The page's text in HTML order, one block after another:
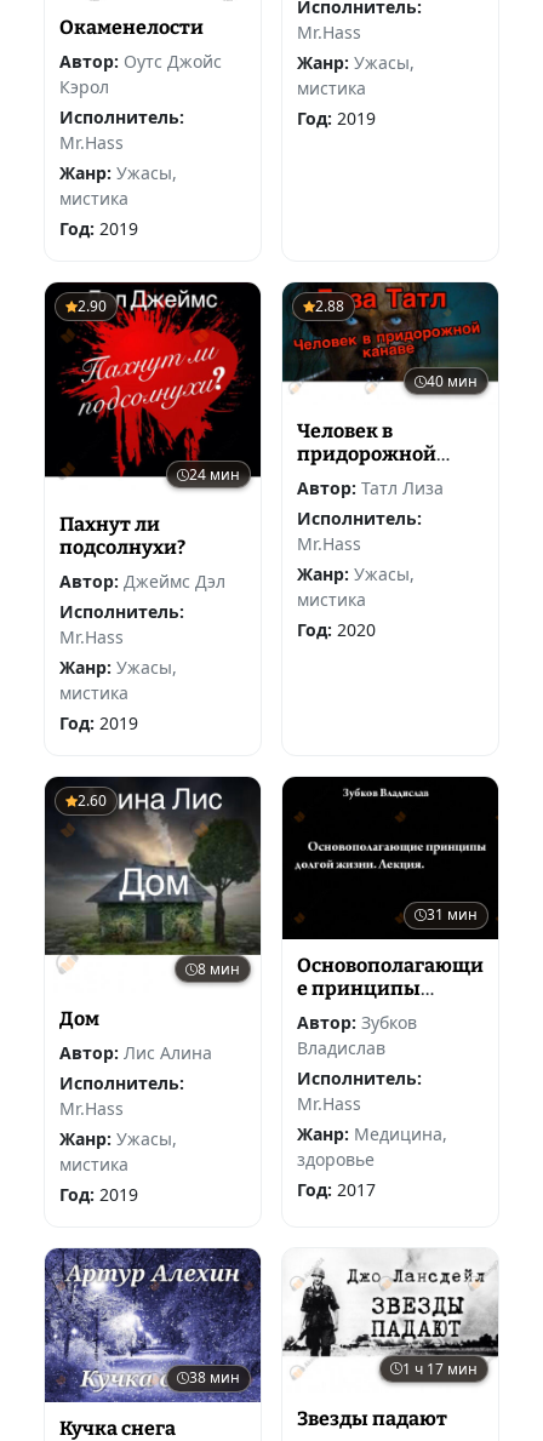
Окаменелости
Автор: Оутс Джойс
Кэрол
Исполнитель:
Mr.Hass
Жанр: Ужасы,
мистика
Год: 2019
Исполнитель:
Mr.Hass
Жанр: Ужасы,
мистика
Год: 2019
2.90
24 мин
Пахнут ли
подсолнухи?
Автор: Джеймс Дэл
Исполнитель:
Mr.Hass
Жанр: Ужасы,
мистика
Год: 2019
2.88
40 мин
Человек в
придорожной
канаве
Автор: Татл Лиза
Исполнитель:
Mr.Hass
Жанр: Ужасы,
мистика
Год: 2020
2.60
8 мин
Дом
Автор: Лис Алина
Исполнитель:
Mr.Hass
Жанр: Ужасы,
мистика
Год: 2019
31 мин
Основополагающи
е принципы
долгой жизни
Автор: Зубков
Владислав
Исполнитель:
Mr.Hass
Жанр: Медицина,
здоровье
Год: 2017
38 мин
Кучка снега
1 ч 17 мин
Звезды падают